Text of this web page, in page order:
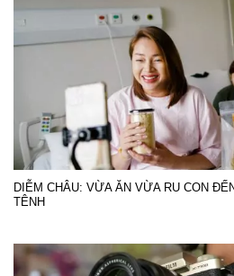
DIỄM CHÂU: VỪA ĂN VỪA RU CON
TÊNH